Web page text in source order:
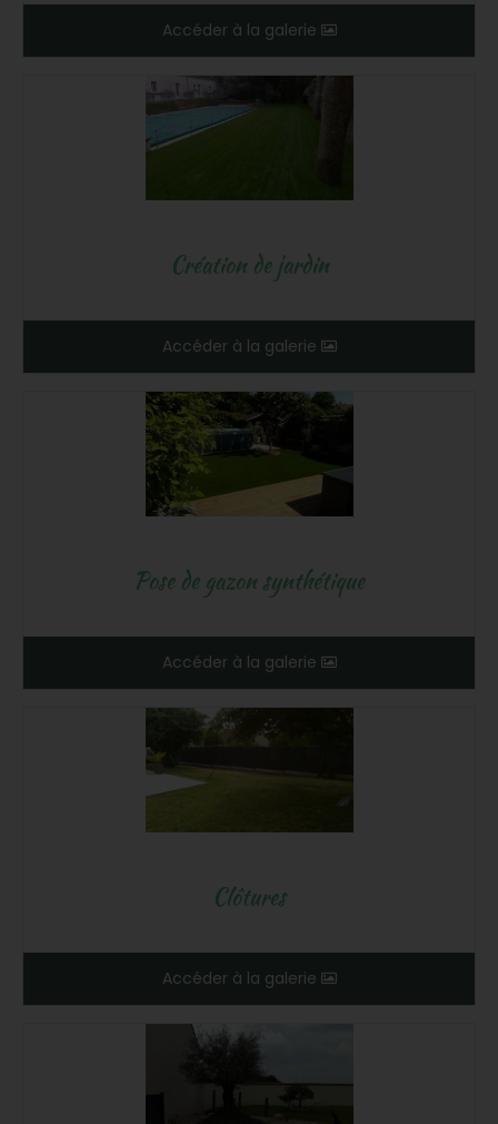
Accéder à la galerie
Création de jardin
Accéder à la galerie
Pose de gazon synthétique
Accéder à la galerie
Clôtures
Accéder à la galerie